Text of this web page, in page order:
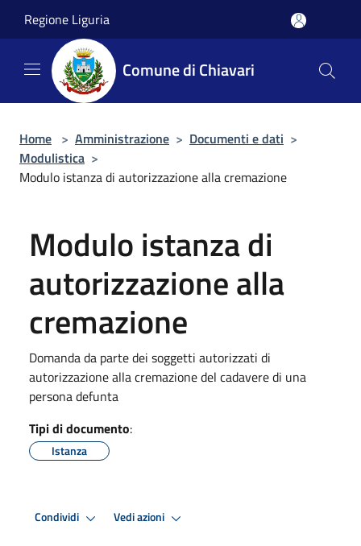
Regione Liguria
Comune di Chiavari
Home > Amministrazione > Documenti e dati >
Modulistica >
Modulo istanza di autorizzazione alla cremazione
Modulo istanza di
autorizzazione alla
cremazione
Domanda da parte dei soggetti autorizzati di
autorizzazione alla cremazione del cadavere di una
persona defunta
Tipi di documento:
Istanza
Condividi Vedi azioni